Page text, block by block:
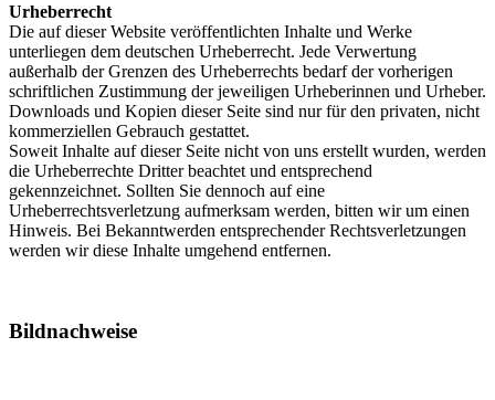
Urheberrecht
Die auf dieser Website veröffentlichten Inhalte und Werke
unterliegen dem deutschen Urheberrecht. Jede Verwertung
außerhalb der Grenzen des Urheberrechts bedarf der vorherigen
schriftlichen Zustimmung der jeweiligen Urheberinnen und Urheber.
Downloads und Kopien dieser Seite sind nur für den privaten, nicht
kommerziellen Gebrauch gestattet.
Soweit Inhalte auf dieser Seite nicht von uns erstellt wurden, werden
die Urheberrechte Dritter beachtet und entsprechend
gekennzeichnet. Sollten Sie dennoch auf eine
Urheberrechtsverletzung aufmerksam werden, bitten wir um einen
Hinweis. Bei Bekanntwerden entsprechender Rechtsverletzungen
werden wir diese Inhalte umgehend entfernen.
Bildnachweise